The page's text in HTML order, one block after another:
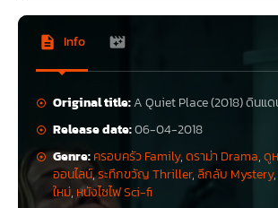
Info
Original title:A Quiet Place (2018) ดินแด
Release date:06-04-2018
Genre:ครอบครัว Family,ดราม่า Drama,ดู
ออนไลน์,ระทึกขวัญ Thriller,ลึกลับ Mystery,
ใหม่, หนังไซไฟ Sci-fi